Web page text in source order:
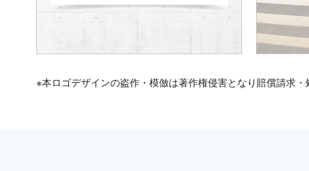
※本ロゴデザインの盗作・模倣は著作権侵害となり賠償請求・